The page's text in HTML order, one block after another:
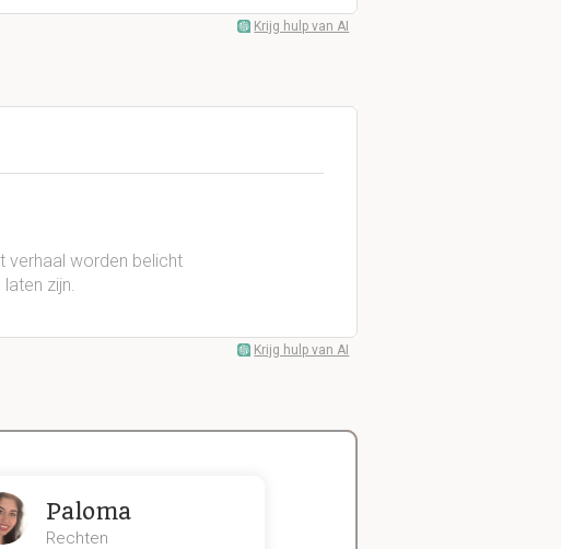
Krijg hulp van AI
verhaal worden belicht
zijn.
Krijg hulp van AI
Paloma
Rechten